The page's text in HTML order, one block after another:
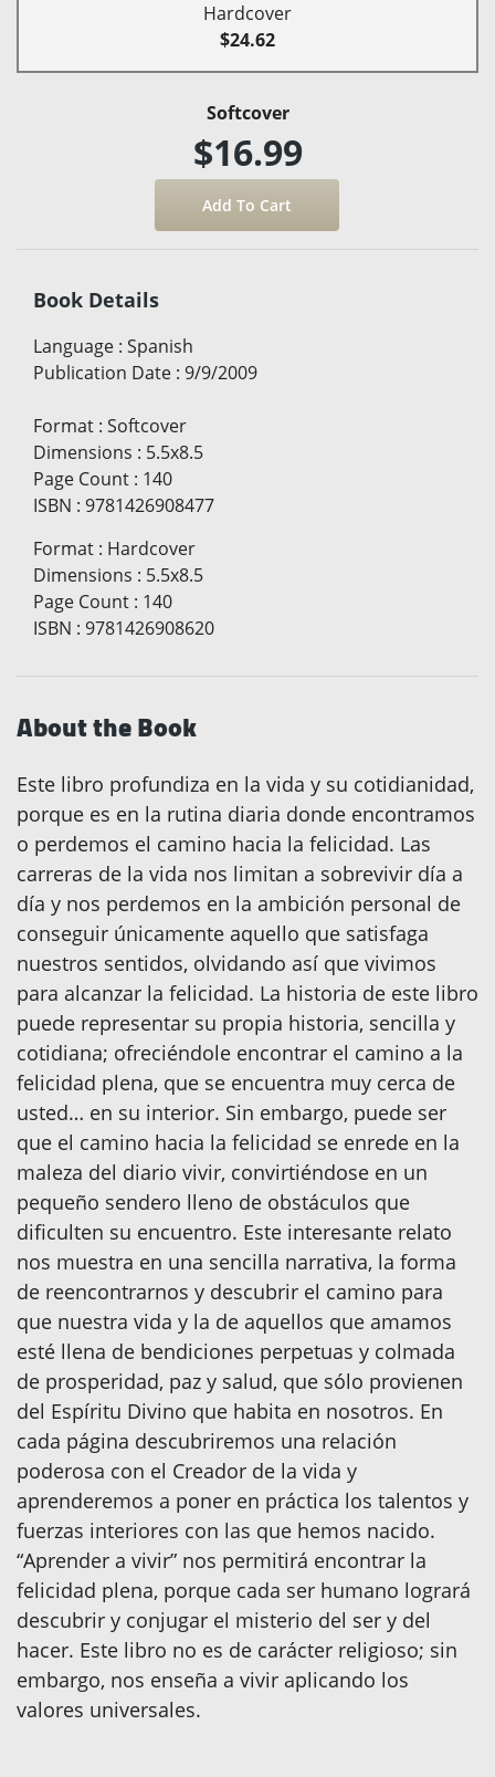
Hardcover
$24.62
Softcover
$16.99
Book Details
Language : Spanish
Publication Date : 9/9/2009
Format : Softcover
Dimensions : 5.5x8.5
Page Count : 140
ISBN : 9781426908477
Format : Hardcover
Dimensions : 5.5x8.5
Page Count : 140
ISBN : 9781426908620
About the Book
Este libro profundiza en la vida y su cotidianidad,
porque es en la rutina diaria donde encontramos
o perdemos el camino hacia la felicidad. Las
carreras de la vida nos limitan a sobrevivir día a
día y nos perdemos en la ambición personal de
conseguir únicamente aquello que satisfaga
nuestros sentidos, olvidando así que vivimos
para alcanzar la felicidad. La historia de este libro
puede representar su propia historia, sencilla y
cotidiana; ofreciéndole encontrar el camino a la
felicidad plena, que se encuentra muy cerca de
usted… en su interior. Sin embargo, puede ser
que el camino hacia la felicidad se enrede en la
maleza del diario vivir, convirtiéndose en un
pequeño sendero lleno de obstáculos que
dificulten su encuentro. Este interesante relato
nos muestra en una sencilla narrativa, la forma
de reencontrarnos y descubrir el camino para
que nuestra vida y la de aquellos que amamos
esté llena de bendiciones perpetuas y colmada
de prosperidad, paz y salud, que sólo provienen
del Espíritu Divino que habita en nosotros. En
cada página descubriremos una relación
poderosa con el Creador de la vida y
aprenderemos a poner en práctica los talentos y
fuerzas interiores con las que hemos nacido.
“Aprender a vivir” nos permitirá encontrar la
felicidad plena, porque cada ser humano logrará
descubrir y conjugar el misterio del ser y del
hacer. Este libro no es de carácter religioso; sin
embargo, nos enseña a vivir aplicando los
valores universales.